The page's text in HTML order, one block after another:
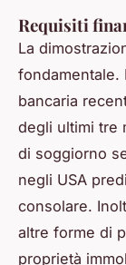
Requisiti
La
fondamentale.
bancaria
degli ultimi tre
di soggiorno
negli USA
consolare.
altre forme di
proprietà